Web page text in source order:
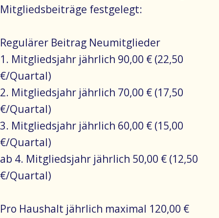
Mitgliedsbeiträge festgelegt:
Regulärer Beitrag Neumitglieder
1. Mitgliedsjahr jährlich 90,00 € (22,50
€/Quartal)
2. Mitgliedsjahr jährlich 70,00 € (17,50
€/Quartal)
3. Mitgliedsjahr jährlich 60,00 € (15,00
€/Quartal)
ab 4. Mitgliedsjahr jährlich 50,00 € (12,50
€/Quartal)
Pro Haushalt jährlich maximal 120,00 €